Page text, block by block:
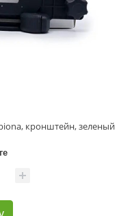
кронштейн, зеленый